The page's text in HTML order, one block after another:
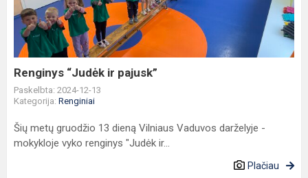
pajusk”
Renginys “Judėk ir pajusk”
Paskelbta: 2024-12-13
Kategorija: Renginiai
Šių metų gruodžio 13 dieną Vilniaus Vaduvos darželyje -
mokykloje vyko renginys "Judėk ir...
Plačiau